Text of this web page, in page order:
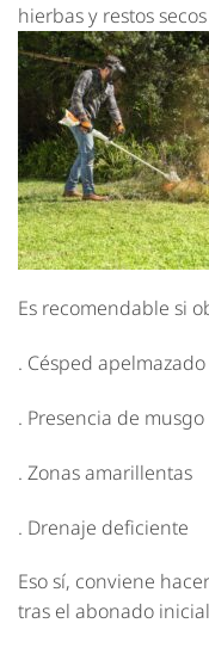
hierbas y restos
Es recomendable si
. Césped apelmazado
. Presencia de musgo
. Zonas amarillentas
. Drenaje deficiente
Eso sí, conviene
tras el abonado